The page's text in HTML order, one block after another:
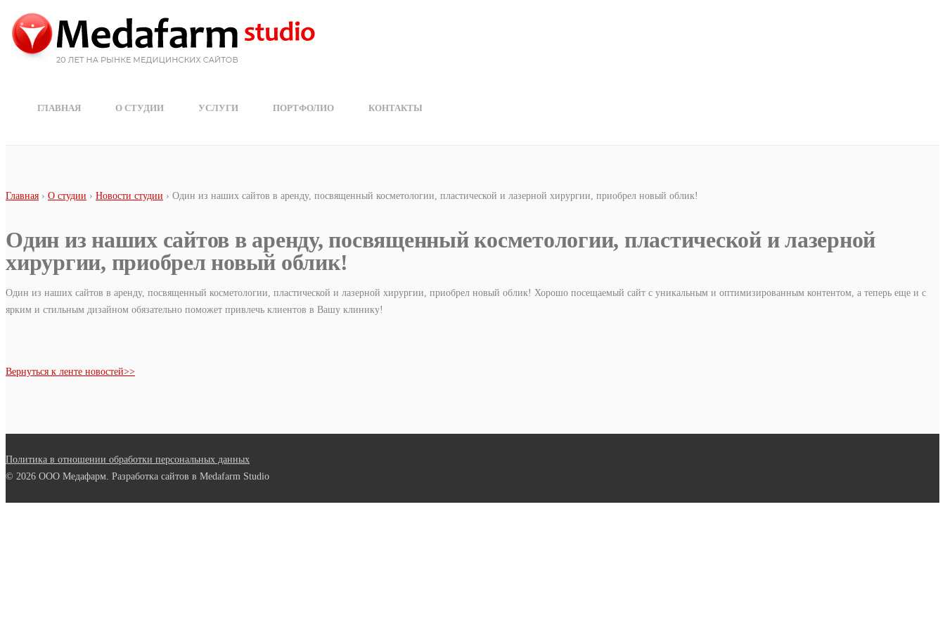
Перейти к основному содержанию
ГЛАВНАЯ О СТУДИИ УСЛУГИ ПОРТФОЛИО КОНТАКТЫ
Вы здесь
Главная › О студии › Новости студии › Один из наших сайтов в аренду, посвященный косметологии, пластической и лазерной хирургии, приобрел новый облик!
Один из наших сайтов в аренду, посвященный косметологии, пластической и лазерной
хирургии, приобрел новый облик!
Один из наших сайтов в аренду, посвященный косметологии, пластической и лазерной хирургии, приобрел новый облик! Хорошо посещаемый сайт с уникальным и оптимизированным контентом, а теперь еще и с
ярким и стильным дизайном обязательно поможет привлечь клиентов в Вашу клинику!
Вернуться к ленте новостей>>
Политика в отношении обработки персональных данных
© 2026 ООО Медафарм. Разработка сайтов в Medafarm Studio